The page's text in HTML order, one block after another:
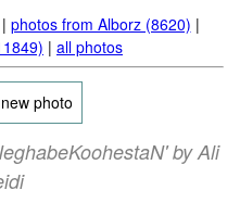
| photos from Alborz (8620) |
| all photos
photo
by Ali